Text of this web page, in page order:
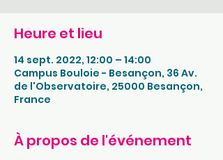
Heure et lieu
14 sept. 2022, 12:00 – 14:00
Campus Bouloie - Besançon, 36 Av.
de l'Observatoire, 25000 Besançon,
France
À propos de l'événement